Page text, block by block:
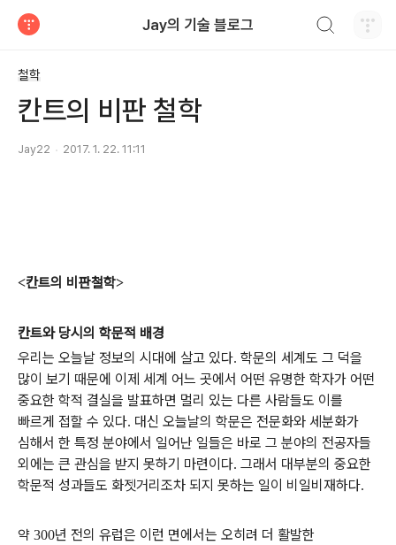
Jay의 기술 블로그
철학
칸트의 비판 철학
Jay22 2017. 1. 22. 11:11
<칸트의 비판철학>
칸트와 당시의 학문적 배경
우리는 오늘날 정보의 시대에 살고 있다. 학문의 세계도 그 덕을
많이 보기 때문에 이제 세계 어느 곳에서 어떤 유명한 학자가 어떤
중요한 학적 결실을 발표하면 멀리 있는 다른 사람들도 이를
빠르게 접할 수 있다. 대신 오늘날의 학문은 전문화와 세분화가
심해서 한 특정 분야에서 일어난 일들은 바로 그 분야의 전공자들
외에는 큰 관심을 받지 못하기 마련이다. 그래서 대부분의 중요한
학문적 성과들도 화젯거리조차 되지 못하는 일이 비일비재하다.
약 300년 전의 유럽은 이런 면에서는 오히려 더 활발한